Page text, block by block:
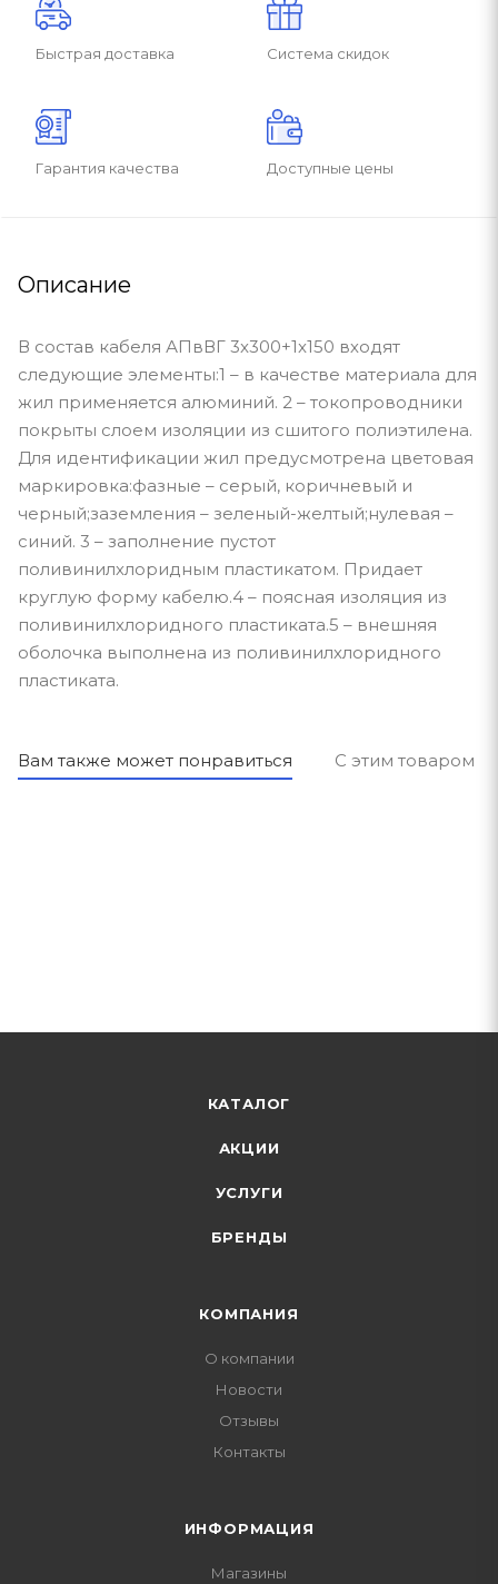
Быстрая доставка Система скидок
Гарантия качества Доступные цены
Описание
В состав кабеля АПвВГ 3x300+1x150 входят
следующие элементы:1 – в качестве материала для
жил применяется алюминий. 2 – токопроводники
покрыты слоем изоляции из сшитого полиэтилена.
Для идентификации жил предусмотрена цветовая
маркировка:фазные – серый, коричневый и
черный;заземления – зеленый-желтый;нулевая –
синий. 3 – заполнение пустот
поливинилхлоридным пластикатом. Придает
круглую форму кабелю.4 – поясная изоляция из
поливинилхлоридного пластиката.5 – внешняя
оболочка выполнена из поливинилхлоридного
пластиката.
Вам также может понравиться С этим товаром
КАТАЛОГ
АКЦИИ
УСЛУГИ
БРЕНДЫ
КОМПАНИЯ
О компании
Новости
Отзывы
Контакты
ИНФОРМАЦИЯ
Магазины